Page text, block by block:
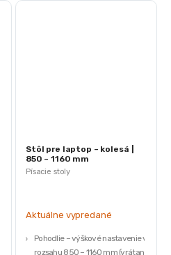
Písacie stoly
Stôl pre laptop – kolesá |
850 – 1160 mm
Aktuálne vypredané
Pohodlie – výškové nastavenie v
rozsahu 850 – 1160 mm (vrátane